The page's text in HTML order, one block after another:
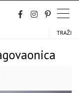
TRAŽI